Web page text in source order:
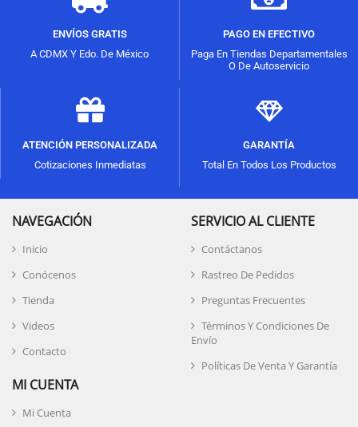
ENVÍOS GRATIS
A CDMX Y Edo. De México
PAGO EN EFECTIVO
Paga En Tiendas Departamentales
O De Autoservicio
ATENCIÓN PERSONALIZADA
Cotizaciones Inmediatas
GARANTÍA
Total En Todos Los Productos
NAVEGACIÓN
Inicio
Conócenos
Tienda
Videos
Contacto
SERVICIO AL CLIENTE
Contáctanos
Rastreo De Pedidos
Preguntas Frecuentes
Términos Y Condiciones De
Envío
Políticas De Venta Y Garantía
MI CUENTA
Mi Cuenta